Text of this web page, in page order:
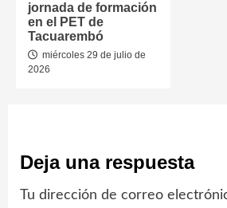
jornada de formación
en el PET de
Tacuarembó
miércoles 29 de julio de
2026
Deja una respuesta
Tu dirección de correo